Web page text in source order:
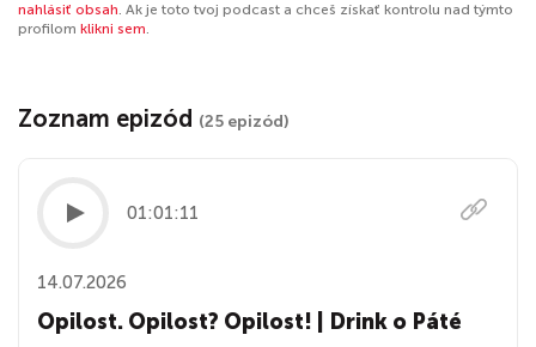
nahlásiť obsah. Ak je toto tvoj podcast a chceš získať kontrolu nad týmto
profilom klikni sem.
Zoznam epizód (25 epizód)
01:01:11
14.07.2026
Opilost. Opilost? Opilost! | Drink o Páté